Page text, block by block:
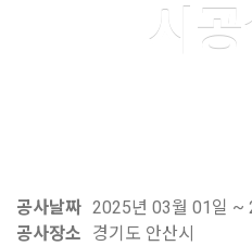
시
공사날짜 2025년 03월 01일 ~
공사장소
경기도 안산시